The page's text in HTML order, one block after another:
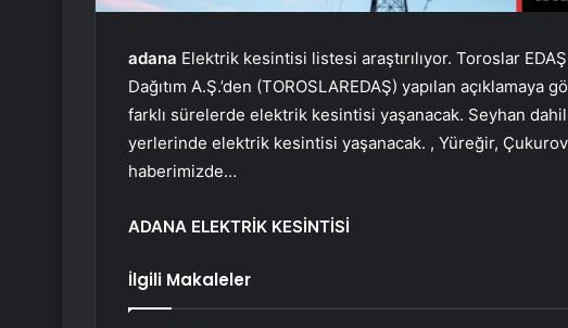
adana Elektrik kesintisi listesi araştırılıyor. Toroslar
Dağıtım A.Ş.’den (TOROSLAREDAŞ) yapılan açıklamaya
farklı sürelerde elektrik kesintisi yaşanacak. Seyhan
yerlerinde elektrik kesintisi yaşanacak. , Yüreğir,
haberimizde…
ADANA ELEKTRİK KESİNTİSİ
İlgili Makaleler